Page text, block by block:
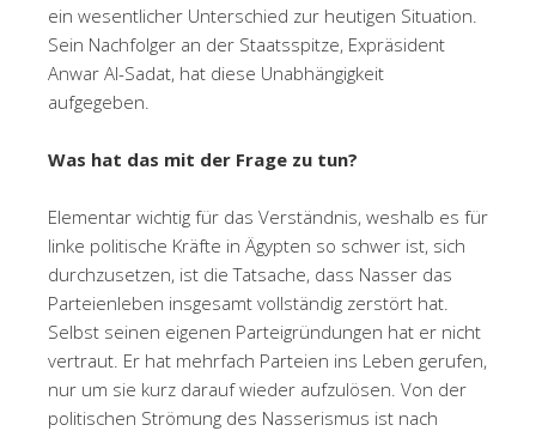
ein wesentlicher Unterschied zur heutigen Situation.
Sein Nachfolger an der Staatsspitze, Expräsident
Anwar Al-Sadat, hat diese Unabhängigkeit
aufgegeben.
Was hat das mit der Frage zu tun?
Elementar wichtig für das Verständnis, weshalb es für
linke politische Kräfte in Ägypten so schwer ist, sich
durchzusetzen, ist die Tatsache, dass Nasser das
Parteienleben insgesamt vollständig zerstört hat.
Selbst seinen eigenen Parteigründungen hat er nicht
vertraut. Er hat mehrfach Parteien ins Leben gerufen,
nur um sie kurz darauf wieder aufzulösen. Von der
politischen Strömung des Nasserismus ist nach